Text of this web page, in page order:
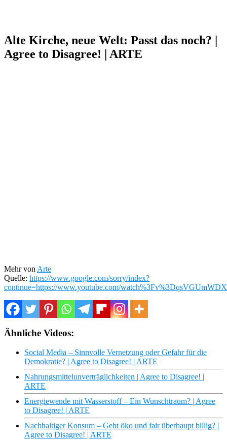
Alte Kirche, neue Welt: Passt das noch? |
Agree to Disagree! | ARTE
Mehr von Arte
Quelle: https://www.google.com/sorry/index?
continue=https://www.youtube.com/
Ähnliche Videos:
Social Media – Sinnvolle Vernetzung oder Gefahr für die
Demokratie? | Agree to Disagree! | ARTE
Nahrungsmittelunverträglichkeiten | Agree to Disagree! |
ARTE
Energiewende mit Wasserstoff – Ein Wunschtraum? | Agree
to Disagree! | ARTE
Nachhaltiger Konsum – Geht öko und fair überhaupt billig? |
Agree to Disagree! | ARTE